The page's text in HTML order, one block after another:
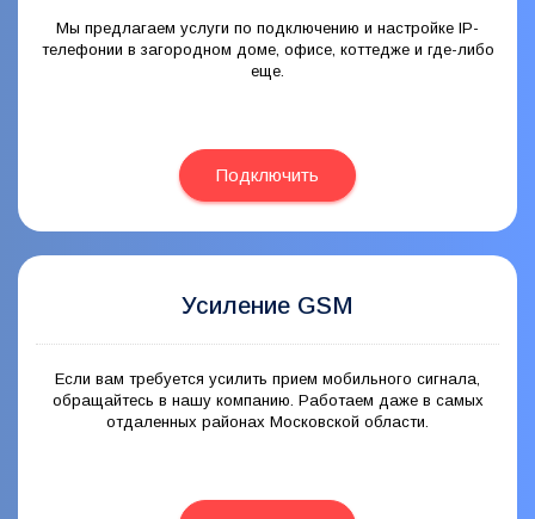
Мы предлагаем услуги по подключению и настройке IP-
телефонии в загородном доме, офисе, коттедже и где-либо
еще.
Подключить
Усиление GSM
Если вам требуется усилить прием мобильного сигнала,
обращайтесь в нашу компанию. Работаем даже в самых
отдаленных районах Московской области.